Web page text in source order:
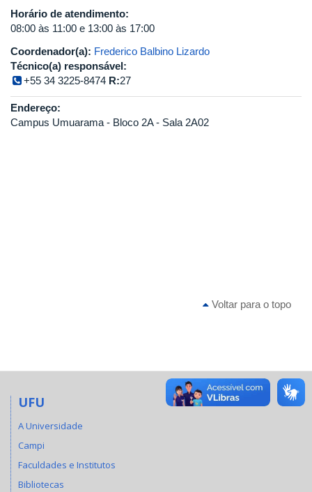
Horário de atendimento:
08:00 às 11:00 e 13:00 às 17:00
Coordenador(a): Frederico Balbino Lizardo
Técnico(a) responsável:
+55 34 3225-8474 R:27
Endereço:
Campus Umuarama - Bloco 2A - Sala 2A02
Voltar para o topo
UFU
A Universidade
Campi
Faculdades e Institutos
Bibliotecas